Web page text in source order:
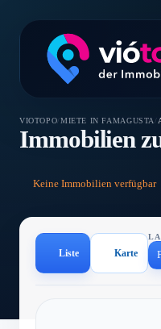
VIOTOPO/MIETE IN FAMAGUSTA/
Immobilien
Keine Immobilien verfügbar
Liste Karte